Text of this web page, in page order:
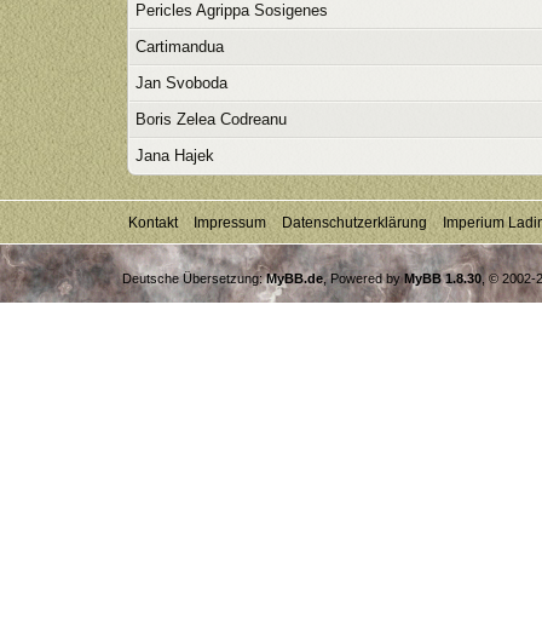
Pericles Agrippa Sosigenes
Cartimandua
Jan Svoboda
Boris Zelea Codreanu
Jana Hajek
Kontakt Impressum Datenschutzerklärung Imperium
Deutsche Übersetzung:MyBB.de, Powered byMyBB 1.8.30, © 2002-